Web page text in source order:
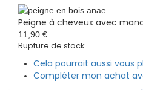
Peigne à cheveux avec
11,90 €
Rupture de stock
Cela pourrait aussi vous
Compléter mon achat